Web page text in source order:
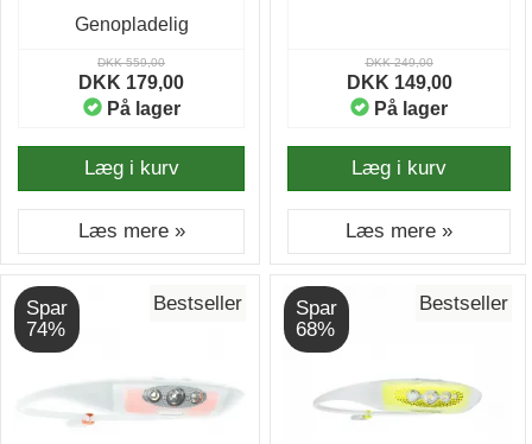
Genopladelig
DKK 559,00
DKK 179,00
På lager
Læg i kurv
Læs mere »
DKK 249,00
DKK 149,00
På lager
Læg i kurv
Læs mere »
Spar
74%
Bestseller
Spar
68%
Bestseller